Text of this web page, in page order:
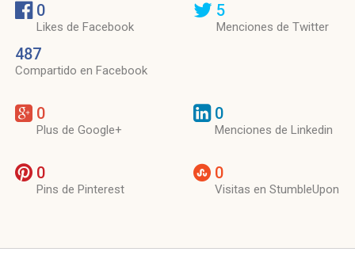
0
Likes de Facebook
487
Compartido en Facebook
5
Menciones de Twitter
0
Plus de Google+
0
Menciones de Linkedin
0
Pins de Pinterest
0
Visitas en StumbleUpon